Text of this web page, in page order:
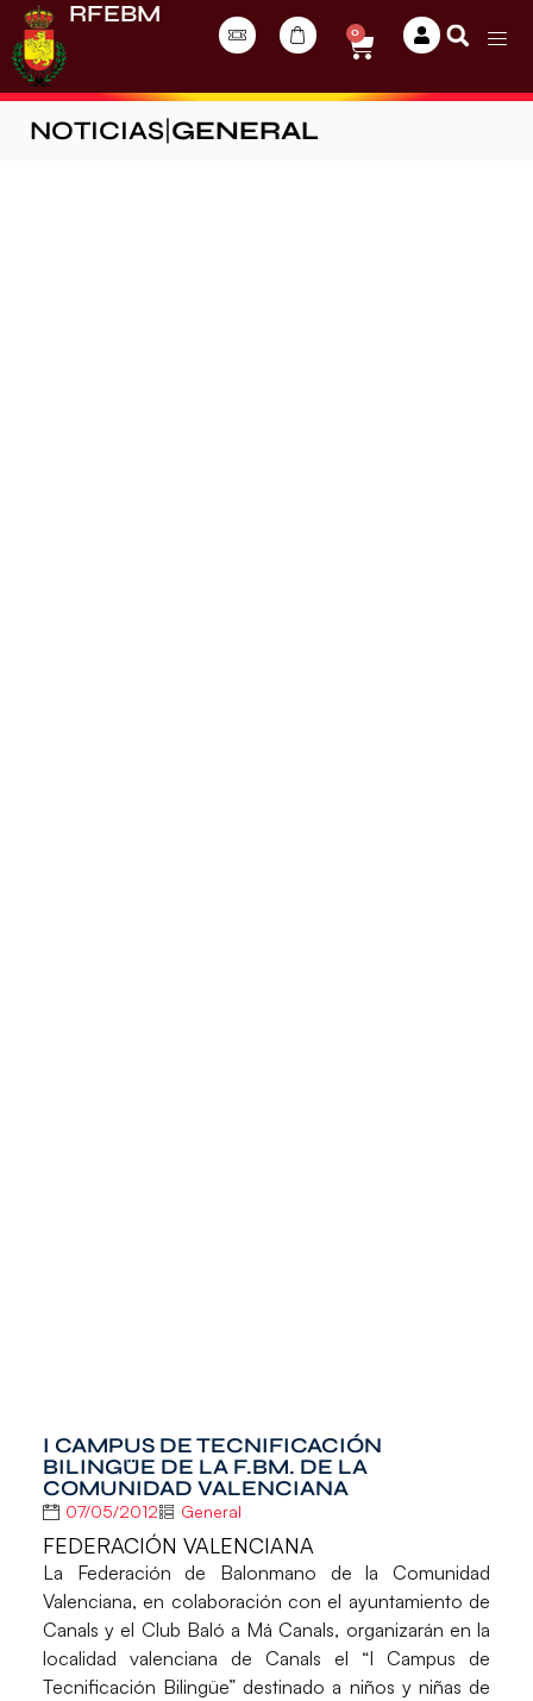
RFEBM
0
NOTICIAS GENERAL
I CAMPUS DE TECNIFICACIÓN
BILINGÜE DE LA F.BM. DE LA
COMUNIDAD VALENCIANA
07/05/2012 General
FEDERACIÓN VALENCIANA
La Federación de Balonmano de la Comunidad
Valenciana, en colaboración con el ayuntamiento de
Canals y el Club Baló a Má Canals, organizarán en la
localidad valenciana de Canals el “I Campus de
Tecnificación Bilingüe” destinado a niños y niñas de